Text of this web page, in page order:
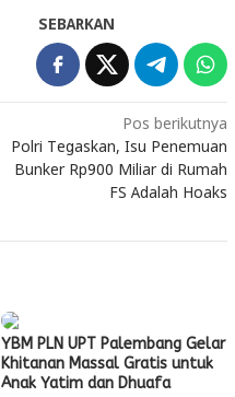
SEBARKAN
Pos berikutnya
Polri Tegaskan, Isu Penemuan
Bunker Rp900 Miliar di Rumah
FS Adalah Hoaks
YBM PLN UPT Palembang Gelar
Khitanan Massal Gratis untuk
Anak Yatim dan Dhuafa